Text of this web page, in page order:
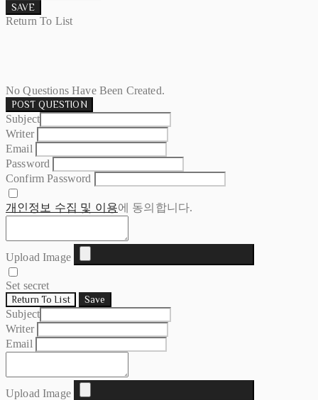
SAVE
Return To List
No Questions Have Been Created.
POST QUESTION
Subject
Writer
Email
Password
Confirm Password
개인정보 수집 및 이용에 동의합니다.
Upload Image
Set secret
Return To List Save
Subject
Writer
Email
Upload Image